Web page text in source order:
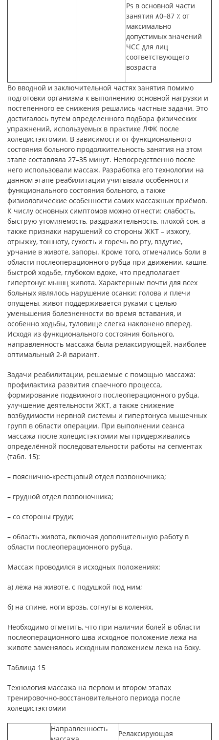
Ps в основной части
занятия ٨0–87 ٪ от
максимально
допустимых значений
ЧСС для лиц
соответствующего
возраста
Во вводной и заключительной частях занятия помимо
подготовки организма к выполнению основной нагрузки и
постепенного ее снижения решались частные задачи. Это
достигалось путем определенного подбора физических
упражнений, используемых в практике ЛФК после
холецистэктомии. В зависимости от функционального
состояния больного продолжительность занятия на этом
этапе составляла 27–35 минут. Непосредственно после
него использовали массаж. Разработка его технологии на
данном этапе реабилитации учитывала особенности
функционального состояния больного, а также
физиологические особенности самих массажных приёмов.
К числу основных симптомов можно отнести: слабость,
быструю утомляемость, раздражительность, плохой сон, а
также признаки нарушений со стороны ЖКТ – изжогу,
отрыжку, тошноту, сухость и горечь во рту, вздутие,
урчание в животе, запоры. Кроме того, отмечались боли в
области послеоперационного рубца при движении, кашле,
быстрой ходьбе, глубоком вдохе, что предполагает
гипертонус мышц живота. Характерным почти для всех
больных являлось нарушение осанки: голова и плечи
опущены, живот поддерживается руками с целью
уменьшения болезненности во время вставания, и
особенно ходьбы, туловище слегка наклонено вперед.
Исходя из функционального состояния больного,
направленность массажа была релаксирующей, наиболее
оптимальный 2-й вариант.
Задачи реабилитации, решаемые с помощью массажа:
профилактика развития спаечного процесса,
формирование подвижного послеоперационного рубца,
улучшение деятельности ЖКТ, а также снижение
возбудимости нервной системы и гипертонуса мышечных
групп в области операции. При выполнении сеанса
массажа после холецистэктомии мы придерживались
определённой последовательности работы на сегментах
(табл. 15):
– пояснично-крестцовый отдел позвоночника;
– грудной отдел позвоночника;
– со стороны груди;
– область живота, включая дополнительную работу в
области послеоперационного рубца.
Массаж проводился в исходных положениях:
а) лёжа на животе, с подушкой под ним;
б) на спине, ноги врозь, согнуты в коленях.
Необходимо отметить, что при наличии болей в области
послеоперационного шва исходное положение лежа на
животе заменялось исходным положением лежа на боку.
Таблица 15
Технология массажа на первом и втором этапах
тренировочно-восстановительного периода после
холецистэктомии
Направленность
Релаксирующая